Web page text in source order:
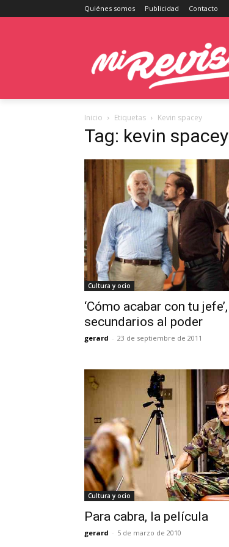
Quiénes somos Publicidad Contacto
Inicio Etiquetas Kevin spacey
Tag: kevin spacey
Cultura y ocio
‘Cómo acabar con tu jefe’,
secundarios al poder
gerard - 23 de septiembre de 2011
Cultura y ocio
Para cabra, la película
gerard - 5 de marzo de 2010